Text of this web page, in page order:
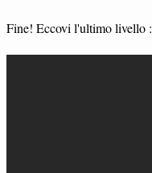
Fine! Eccovi l'ultimo livello :